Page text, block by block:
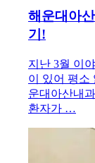
해운대아
기!
지난 3월 이
이 있어 평소
운대아산내
환자가 …